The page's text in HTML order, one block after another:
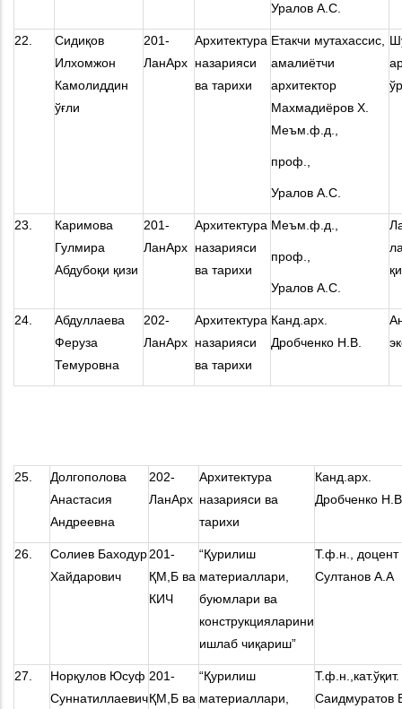
Уралов А.С.
22.
Сидиқов
Илхомжон
Камолиддин
ўғли
201-
ЛанАрх
Архитектура
назарияси
ва тарихи
Етакчи мутахассис,
амалиётчи
архитектор
Махмадиёров Х.
Меъм.ф.д.,
проф.,
Уралов А.С.
23.
Каримова
Гулмира
Абдубоқи қизи
201-
ЛанАрх
Архитектура
назарияси
ва тарихи
Меъм.ф.д.,
проф.,
Уралов А.С.
24.
Абдуллаева
Феруза
Темуровна
202-
ЛанАрх
Архитектура
назарияси
ва тарихи
Канд.арх.
Дробченко Н.В.
25.
Долгополова
Анастасия
Андреевна
202-
ЛанАрх
Архитектура
назарияси ва
тарихи
Канд.арх.
Дробченко
26.
Солиев Баходур
Хайдарович
201-
ҚМ,Б ва
КИЧ
“Қурилиш
материаллари,
буюмлари ва
конструкцияларини
ишлаб чиқариш”
Т.ф.н., доцент
Султанов А.А
27.
Норқулов Юсуф
Суннатиллаевич
201-
ҚМ,Б ва
“Қурилиш
материаллари,
Т.ф.н.,кат.ўқит.
Саидмуратов